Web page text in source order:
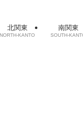
北関東
NORTH-KANTO
南関東
SOUTH-